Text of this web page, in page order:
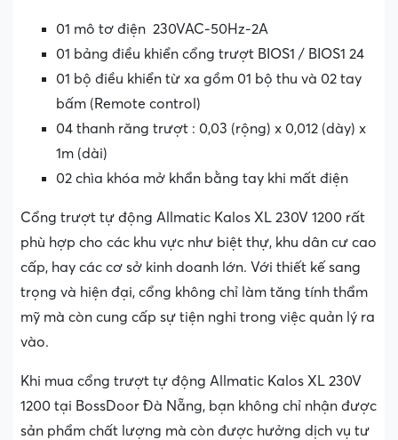
01 mô tơ điện 230VAC-50Hz-2A
01 bảng điều khiển cổng trượt BIOS1 / BIOS1 24
01 bộ điều khiển từ xa gồm 01 bộ thu và 02 tay
bấm (Remote control)
04 thanh răng trượt : 0,03 (rộng) x 0,012 (dày) x
1m (dài)
02 chìa khóa mở khẩn bằng tay khi mất điện
Cổng trượt tự động Allmatic Kalos XL 230V 1200 rất
phù hợp cho các khu vực như biệt thự, khu dân cư cao
cấp, hay các cơ sở kinh doanh lớn. Với thiết kế sang
trọng và hiện đại, cổng không chỉ làm tăng tính thẩm
mỹ mà còn cung cấp sự tiện nghi trong việc quản lý ra
vào.
Khi mua cổng trượt tự động Allmatic Kalos XL 230V
1200 tại BossDoor Đà Nẵng, bạn không chỉ nhận được
sản phẩm chất lượng mà còn được hưởng dịch vụ tư